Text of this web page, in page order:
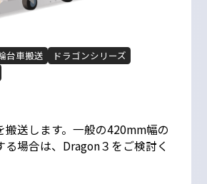
台車搬送
ドラゴンシリーズ
搬送します。一般の420mm幅の
場合は、Dragon３をご検討く